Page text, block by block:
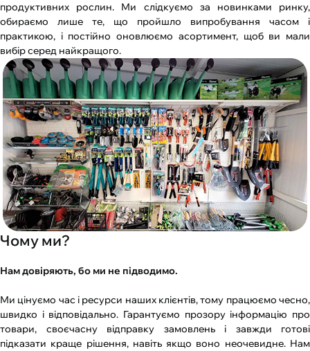
продуктивних рослин. Ми слідкуємо за новинками ринку,
обираємо лише те, що пройшло випробування часом і
практикою, і постійно оновлюємо асортимент, щоб ви мали
вибір серед найкращого.
Чому ми?
Нам довіряють, бо ми не підводимо.
Ми цінуємо час і ресурси наших клієнтів, тому працюємо чесно,
швидко і відповідально. Гарантуємо прозору інформацію про
товари, своєчасну відправку замовлень і завжди готові
підказати краще рішення, навіть якщо воно неочевидне. Нам